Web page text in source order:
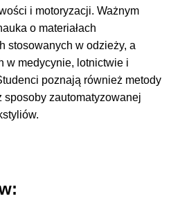
i motoryzacji. Ważnym
o materiałach
stosowanych w odzieży, a
w medycynie, lotnictwie i
poznają również metody
zautomatyzowanej